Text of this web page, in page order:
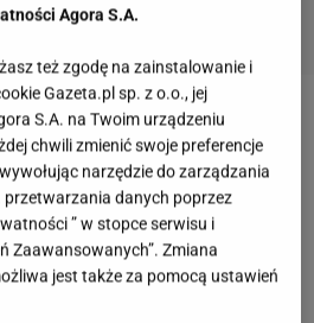
u Sroczyńskiego: praca
Norwegii. Prawie 100 zł za
miesiąc
Agora S.A.
też zgodę na zainstalowanie i
Gazeta.pl sp. z o.o., jej
S.A. na Twoim urządzeniu
chwili zmienić swoje preferencje
narzędzie do zarządzania
danych poprzez
” w stopce serwisu i
Zaawansowanych”. Zmiana
jest także za pomocą ustawień